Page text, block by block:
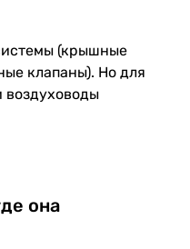
(крышные
клапаны). Но для
воздуховоды
она